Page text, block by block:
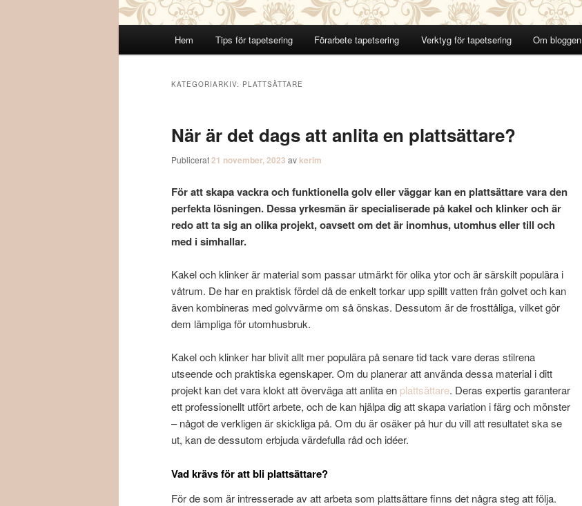
Hem Tips för tapetsering Förarbete tapetsering Verktyg för tapetsering Om bloggen
KATEGORIARKIV: PLATTSÄTTARE
När är det dags att anlita en plattsättare?
Publicerat21 november, 2023 av kerim
För att skapa vackra och funktionella golv eller väggar kan en plattsättare vara den
perfekta lösningen. Dessa yrkesmän är specialiserade på kakel och klinker och är
redo att ta sig an olika projekt, oavsett om det är inomhus, utomhus eller till och
med i simhallar.
Kakel och klinker är material som passar utmärkt för olika ytor och är särskilt populära i
våtrum. De har en praktisk fördel då de enkelt torkar upp spillt vatten från golvet och kan
även kombineras med golvvärme om så önskas. Dessutom är de frosttåliga, vilket gör
dem lämpliga för utomhusbruk.
Kakel och klinker har blivit allt mer populära på senare tid tack vare deras stilrena
utseende och praktiska egenskaper. Om du planerar att använda dessa material i ditt
projekt kan det vara klokt att överväga att anlita en plattsättare. Deras expertis garanterar
ett professionellt utfört arbete, och de kan hjälpa dig att skapa variation i färg och mönster
– något de verkligen är skickliga på. Om du är osäker på hur du vill att resultatet ska se
ut, kan de dessutom erbjuda värdefulla råd och idéer.
Vad krävs för att bli plattsättare?
För de som är intresserade av att arbeta som plattsättare finns det några steg att följa.